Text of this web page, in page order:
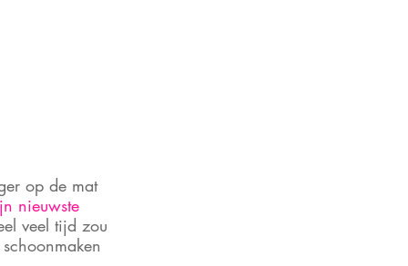
op de mat
nieuwste
veel tijd zou